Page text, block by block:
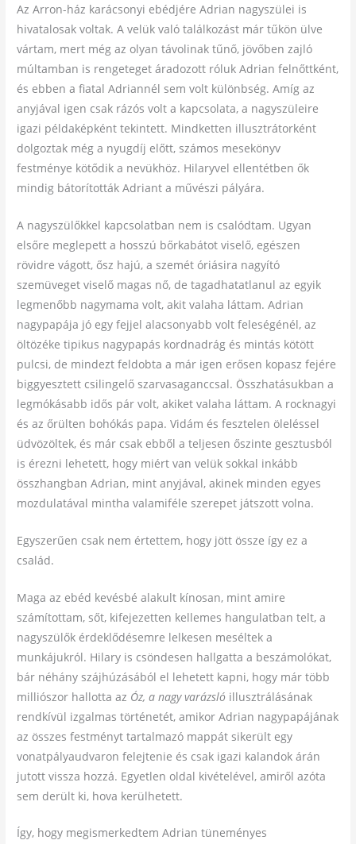
Az Arron-ház karácsonyi ebédjére Adrian nagyszülei is
hivatalosak voltak. A velük való találkozást már tűkön ülve
vártam, mert még az olyan távolinak tűnő, jövőben zajló
múltamban is rengeteget áradozott róluk Adrian felnőttként,
és ebben a fiatal Adriannél sem volt különbség. Amíg az
anyjával igen csak rázós volt a kapcsolata, a nagyszüleire
igazi példaképként tekintett. Mindketten illusztrátorként
dolgoztak még a nyugdíj előtt, számos mesekönyv
festménye kötődik a nevükhöz. Hilaryvel ellentétben ők
mindig bátorították Adriant a művészi pályára.
A nagyszülőkkel kapcsolatban nem is csalódtam. Ugyan
elsőre meglepett a hosszú bőrkabátot viselő, egészen
rövidre vágott, ősz hajú, a szemét óriásira nagyító
szemüveget viselő magas nő, de tagadhatatlanul az egyik
legmenőbb nagymama volt, akit valaha láttam. Adrian
nagypapája jó egy fejjel alacsonyabb volt feleségénél, az
öltözéke tipikus nagypapás kordnadrág és mintás kötött
pulcsi, de mindezt feldobta a már igen erősen kopasz fejére
biggyesztett csilingelő szarvasaganccsal. Összhatásukban a
legmókásabb idős pár volt, akiket valaha láttam. A rocknagyi
és az őrülten bohókás papa. Vidám és fesztelen öleléssel
üdvözöltek, és már csak ebből a teljesen őszinte gesztusból
is érezni lehetett, hogy miért van velük sokkal inkább
összhangban Adrian, mint anyjával, akinek minden egyes
mozdulatával mintha valamiféle szerepet játszott volna.
Egyszerűen csak nem értettem, hogy jött össze így ez a
család.
Maga az ebéd kevésbé alakult kínosan, mint amire
számítottam, sőt, kifejezetten kellemes hangulatban telt, a
nagyszülők érdeklődésemre lelkesen meséltek a
munkájukról. Hilary is csöndesen hallgatta a beszámolókat,
bár néhány szájhúzásából el lehetett kapni, hogy már több
milliószor hallotta az Óz, a nagy varázsló illusztrálásának
rendkívül izgalmas történetét, amikor Adrian nagypapájának
az összes festményt tartalmazó mappát sikerült egy
vonatpályaudvaron felejtenie és csak igazi kalandok árán
jutott vissza hozzá. Egyetlen oldal kivételével, amiről azóta
sem derült ki, hova kerülhetett.
Így, hogy megismerkedtem Adrian tüneményes